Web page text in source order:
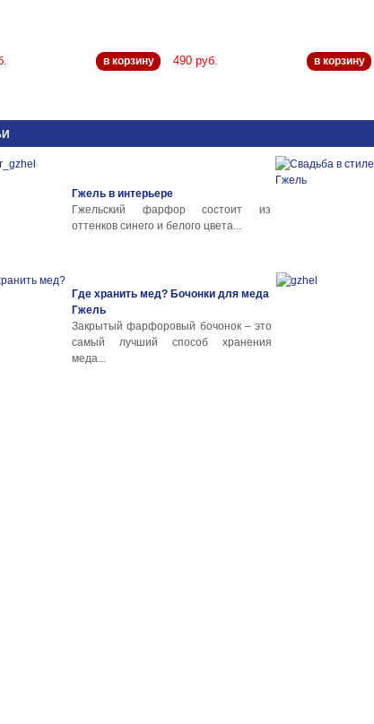
в корзину 490 руб. в корзину
Гжель в интерьере
Гжельский фарфор состоит из
оттенков синего и белого цвета...
Где хранить мед? Бочонки для меда
Гжель
Закрытый фарфоровый бочонок – это
самый лучший способ хранения
меда...